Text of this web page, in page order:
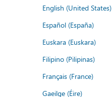
English (United States)
Español (España)
Euskara (Euskara)
Filipino (Pilipinas)
Français (France)
Gaeilge (Éire)